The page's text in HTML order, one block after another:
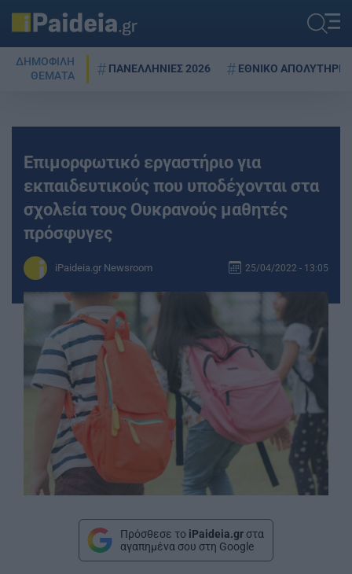
ΔΗΜΟΦΙΛΗ
ΘΕΜΑΤΑ
ΠΑΝΕΛΛΗΝΙΕΣ 2026 ΕΘΝΙΚΟ ΑΠΟΛΥΤΗΡΙΟ
Eπιμορφωτικό εργαστήριο για
εκπαιδευτικούς που υποδέχονται στα
σχολεία τους Ουκρανούς μαθητές
πρόσφυγες
iPaideia.gr Newsroom 25/04/2022 - 13:05
Πρόσθεσε το iPaideia.gr στα
αγαπημένα σου στη Google